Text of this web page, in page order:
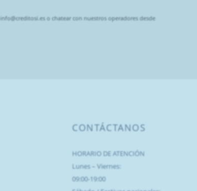
o chatear con nuestros operadores desde
CONTÁCTANOS
HORARIO DE ATENCIÓN
Lunes – Viernes:
09:00-19:00